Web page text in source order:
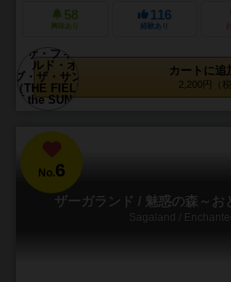
58
興味あり
116
経験あり
カートに追
2,200円（税
No.6
ザーガランド / 魅惑の森～お
Sagaland /